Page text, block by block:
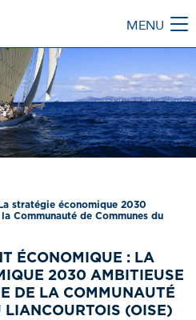
MENU
stratégie économique 2030
Communauté de Communes du
ÉCONOMIQUE : LA
2030 AMBITIEUSE
DE LA COMMUNAUTÉ
LIANCOURTOIS (OISE)